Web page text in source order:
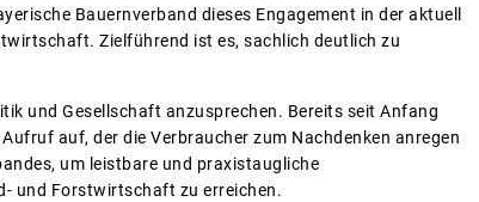
Bauernverband dieses Engagement in der aktuell
Zielführend ist es, sachlich deutlich zu
und Gesellschaft anzusprechen. Bereits seit Anfang
auf, der die Verbraucher zum Nachdenken anregen
um leistbare und praxistaugliche
und Forstwirtschaft zu erreichen.